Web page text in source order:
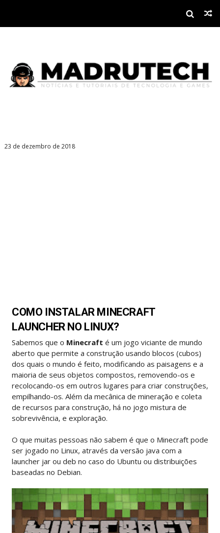
23 de dezembro de 2018
COMO INSTALAR MINECRAFT
LAUNCHER NO LINUX?
Sabemos que o Minecraft é um jogo viciante de mundo
aberto que permite a construção usando blocos (cubos)
dos quais o mundo é feito, modificando as paisagens e a
maioria de seus objetos compostos, removendo-os e
recolocando-os em outros lugares para criar construções,
empilhando-os. Além da mecânica de mineração e coleta
de recursos para construção, há no jogo mistura de
sobrevivência, e exploração.
O que muitas pessoas não sabem é que o Minecraft pode
ser jogado no Linux, através da versão java com a
launcher jar ou deb no caso do Ubuntu ou distribuições
baseadas no Debian.